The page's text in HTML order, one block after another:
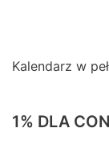
Kalendarz w
1% DLA